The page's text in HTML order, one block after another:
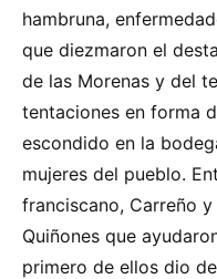
hambruna,
que diezmaron el
de las Morenas y del
tentaciones en forma
escondido en la
mujeres del pueblo.
franciscano, Carreño
Quiñones que
primero de ellos dio